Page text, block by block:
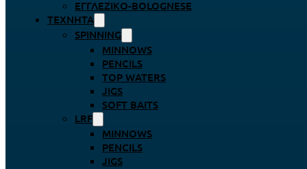
ΕΓΓΛΈΖΙΚΟ-BOLOGNESE
ΤΕΧΝΗΤΆ
SPINNING
MINNOWS
PENCILS
TOP WATERS
JIGS
SOFT BAITS
LRF
MINNOWS
PENCILS
JIGS